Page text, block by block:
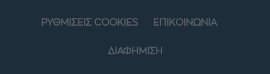
ΡΥΘΜΙΣΕΙΣ COOKIES ΕΠΙΚΟΙΝΩΝΙΑ
ΔΙΑΦΗΜΙΣΗ